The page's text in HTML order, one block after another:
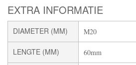
EXTRA INFORMATIE
DIAMETER (MM) M20
LENGTE (MM) 60mm